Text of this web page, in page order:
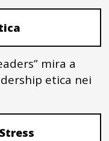
mira a
etica nei